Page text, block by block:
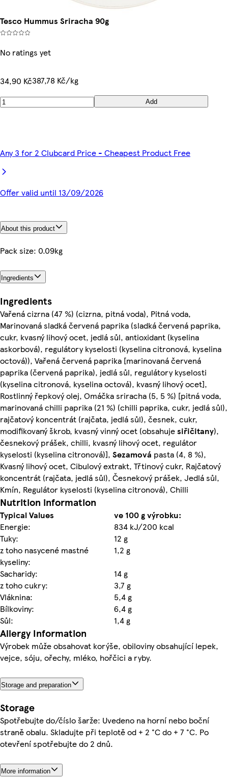
Tesco Hummus Sriracha 90g
No ratings yet
34,90 Kč387,78 Kč/kg
Add
Any 3 for 2 Clubcard Price - Cheapest Product Free
Offer valid until 13/09/2026
About this product
Pack size: 0.09kg
Ingredients
Ingredients
Vařená cizrna (47 %) (cizrna, pitná voda), Pitná voda,
Marinovaná sladká červená paprika (sladká červená paprika,
cukr, kvasný lihový ocet, jedlá sůl, antioxidant (kyselina
askorbová), regulátory kyselosti (kyselina citronová, kyselina
octová)), Vařená červená paprika [marinovaná červená
paprika (červená paprika), jedlá sůl, regulátory kyselosti
(kyselina citronová, kyselina octová), kvasný lihový ocet],
Rostlinný řepkový olej, Omáčka sriracha (5, 5 %) [pitná voda,
marinovaná chilli paprika (21 %) (chilli paprika, cukr, jedlá sůl),
rajčatový koncentrát (rajčata, jedlá sůl), česnek, cukr,
modifikovaný škrob, kvasný vinný ocet (obsahujesiřičitany),
česnekový prášek, chilli, kvasný lihový ocet, regulátor
kyselosti (kyselina citronová)], Sezamová pasta (4, 8 %),
Kvasný lihový ocet, Cibulový extrakt, Třtinový cukr, Rajčatový
koncentrát (rajčata, jedlá sůl), Česnekový prášek, Jedlá sůl,
Kmín, Regulátor kyselosti (kyselina citronová), Chilli
Nutrition information
Typical Values
ve 100 g výrobku:
Energie:
834 kJ/200 kcal
Tuky:
12 g
z toho nasycené mastné
kyseliny:
1,2 g
Sacharidy:
14 g
z toho cukry:
3,7 g
Vláknina:
5,4 g
Bílkoviny:
6,4 g
Sůl:
1,4 g
Allergy Information
Výrobek může obsahovat korýše, obiloviny obsahující lepek,
vejce, sóju, ořechy, mléko, hořčici a ryby.
Storage and preparation
Storage
Spotřebujte do/číslo šarže: Uvedeno na horní nebo boční
straně obalu. Skladujte při teplotě od + 2 °C do + 7 °C. Po
otevření spotřebujte do 2 dnů.
More information